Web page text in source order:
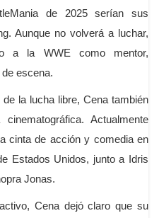
de 2025 serían sus
Aunque no volverá a luchar,
a la WWE como mentor,
escena.
la lucha libre, Cena también
Actualmente
cinta de acción y comedia en
Estados Unidos, junto a Idris
Jonas.
Cena dejó claro que su